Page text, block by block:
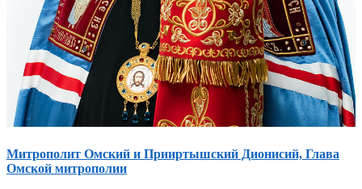
Митрополит Омский и Прииртышский Дионисий, Глава
Омской митрополии